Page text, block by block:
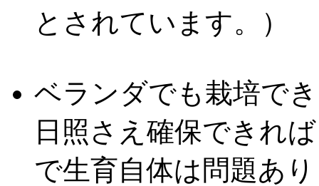
とされています。）
ベランダでも栽培で
日照さえ確保できれ
で生育自体は問題あ